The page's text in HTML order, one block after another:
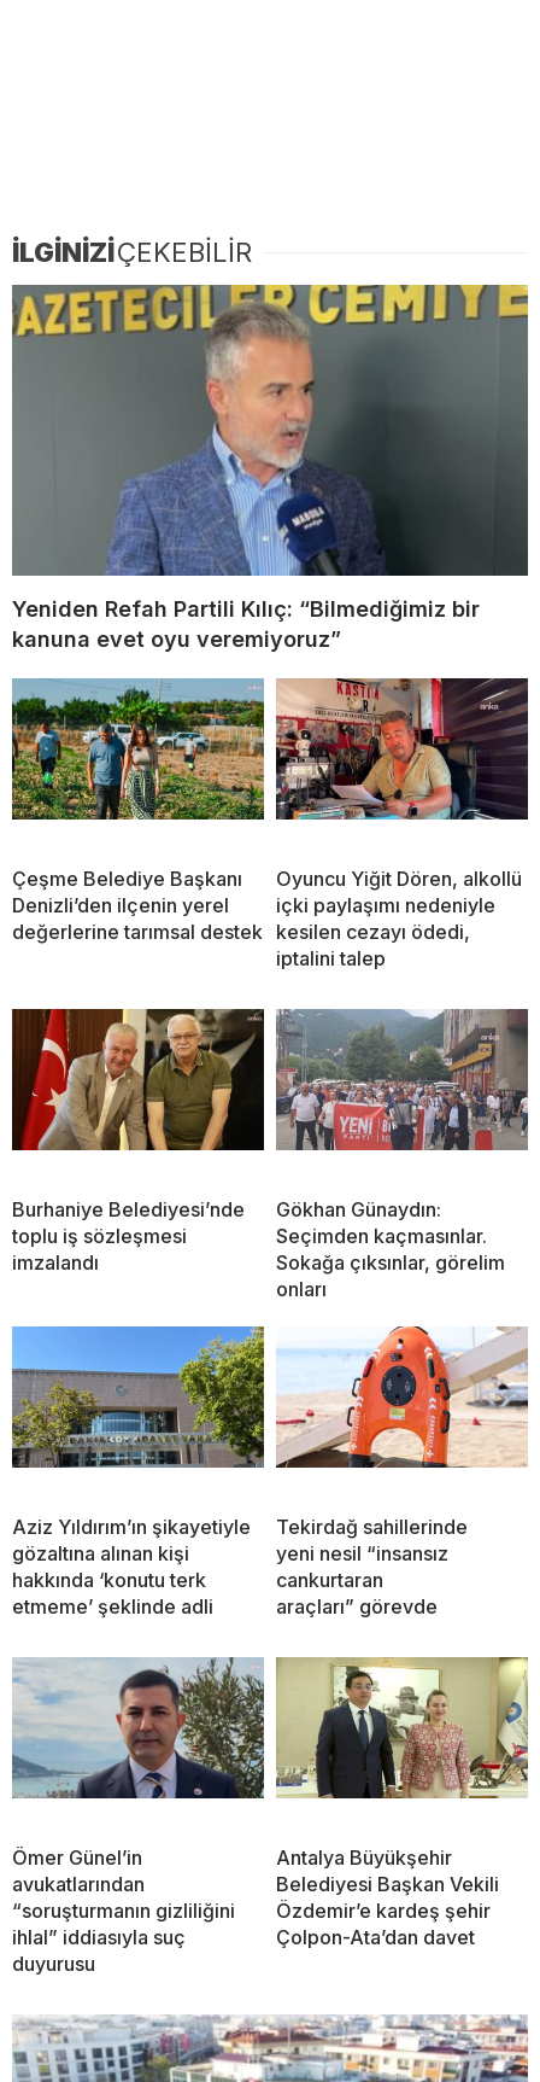
İLGİNİZİÇEKEBİLİR
Yeniden Refah Partili Kılıç: “Bilmediğimiz bir
kanuna evet oyu veremiyoruz”
Çeşme Belediye Başkanı
Denizli’den ilçenin yerel
değerlerine tarımsal destek
Oyuncu Yiğit Dören, alkollü
içki paylaşımı nedeniyle
kesilen cezayı ödedi,
iptalini talep
Burhaniye Belediyesi’nde
toplu iş sözleşmesi
imzalandı
Gökhan Günaydın:
Seçimden kaçmasınlar.
Sokağa çıksınlar, görelim
onları
Aziz Yıldırım’ın şikayetiyle
gözaltına alınan kişi
hakkında ‘konutu terk
etmeme’ şeklinde adli
Tekirdağ sahillerinde
yeni nesil “insansız
cankurtaran
araçları” görevde
Ömer Günel’in
avukatlarından
“soruşturmanın gizliliğini
ihlal” iddiasıyla suç
duyurusu
Antalya Büyükşehir
Belediyesi Başkan Vekili
Özdemir’e kardeş şehir
Çolpon-Ata’dan davet